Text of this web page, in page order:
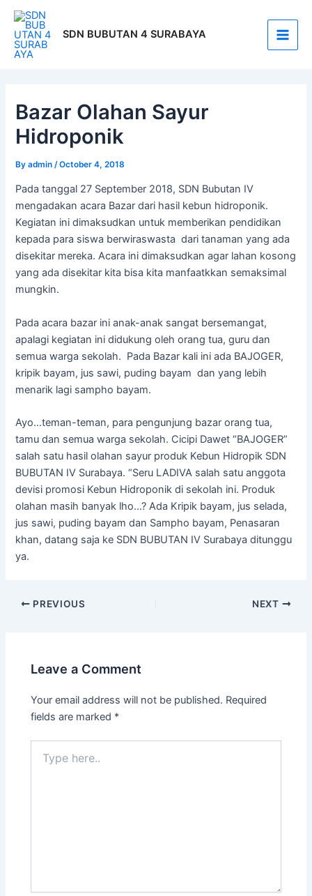
Skip
content
SDN BUBUTAN 4 SURABAYA
Bazar Olahan Sayur
Hidroponik
Byadmin/October 4, 2018
Pada tanggal 27 September 2018, SDN Bubutan IV
mengadakan acara Bazar dari hasil kebun hidroponik.
Kegiatan ini dimaksudkan untuk memberikan pendidikan
kepada para siswa berwiraswasta dari tanaman yang ada
disekitar mereka. Acara ini dimaksudkan agar lahan kosong
yang ada disekitar kita bisa kita manfaatkkan semaksimal
mungkin.
Pada acara bazar ini anak-anak sangat bersemangat,
apalagi kegiatan ini didukung oleh orang tua, guru dan
semua warga sekolah. Pada Bazar kali ini ada BAJOGER,
kripik bayam, jus sawi, puding bayam dan yang lebih
menarik lagi sampho bayam.
Ayo…teman-teman, para pengunjung bazar orang tua,
tamu dan semua warga sekolah. Cicipi Dawet “BAJOGER”
salah satu hasil olahan sayur produk Kebun Hidropik SDN
BUBUTAN IV Surabaya. “Seru LADIVA salah satu anggota
devisi promosi Kebun Hidroponik di sekolah ini. Produk
olahan masih banyak lho…? Ada Kripik bayam, jus selada,
jus sawi, puding bayam dan Sampho bayam, Penasaran
khan, datang saja ke SDN BUBUTAN IV Surabaya ditunggu
ya.
Post
navigation
PREVIOUS NEXT
Leave a Comment
Your email address will not be published. Required
fields are marked *
here..